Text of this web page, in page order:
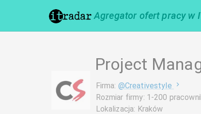
Agregator ofert pracy w
Project
Firma: @Creativestyle
Rozmiar firmy: 1-200
Lokalizacja: Kraków